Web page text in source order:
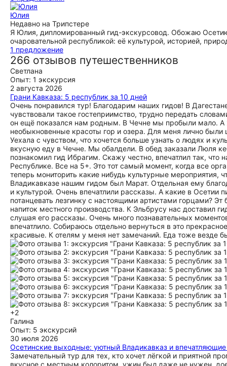
Юлия
Недавно на Трипстере
Я Юлия, дипломированный гид-экскурсовод. Обожаю
очаровательной республикой: её культурой, историей,
1 предложение
266 отзывов путешественников
Светлана
Опыт: 1 экскурсия
2 августа 2026
Грани Кавказа: 5 республик за 10 дней
Очень понравился тур! Благодарим наших гидов! В
чувствовали такое гостеприимство, трудно передать
он ещё показался нам родным. В Чечне мы пробыли мало. А
необыкновенные красоты гор и озера. Для меня лично
Уехала с чувством, что хочется больше узнать о людях и
вкусную еду в Чечне. Мы обалдели. В обед заказали Люля
познакомил гид Ибрагим. Скажу честно, впечатлил так,
Республике. Все на 5+. Это тот самый момент, когда все
теперь мониторить какие нибудь культурные
Владикавказе нашим гидом был Марат. Отдельная ему
и культурой. Очень впечатлили рассказы. А какие в Осетии
потанцевать лезгинку с настоящими артистами горцами?
напиток местного производства. К Эльбрусу нас
слушая его рассказы. Очень много познавательных
впечатлило. Собираюсь отдельно вернуться в это
красивые. К отелям у меня нет замечаний. Еда тоже везде
+2
Галина
Опыт: 5 экскурсий
30 июля 2026
Осетинские выходные: уютный Владикавказ и
Замечательный тур для тех, кто хочет лёгкой и приятной
вкусное с местным колоритом, ужин был даже не нужен,